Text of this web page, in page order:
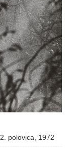
polovica, 1972